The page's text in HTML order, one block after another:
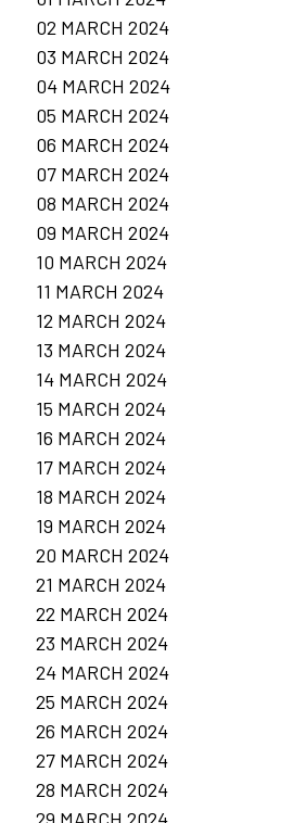
02 MARCH 2024
03 MARCH 2024
04 MARCH 2024
05 MARCH 2024
06 MARCH 2024
07 MARCH 2024
08 MARCH 2024
09 MARCH 2024
10 MARCH 2024
11 MARCH 2024
12 MARCH 2024
13 MARCH 2024
14 MARCH 2024
15 MARCH 2024
16 MARCH 2024
17 MARCH 2024
18 MARCH 2024
19 MARCH 2024
20 MARCH 2024
21 MARCH 2024
22 MARCH 2024
23 MARCH 2024
24 MARCH 2024
25 MARCH 2024
26 MARCH 2024
27 MARCH 2024
28 MARCH 2024